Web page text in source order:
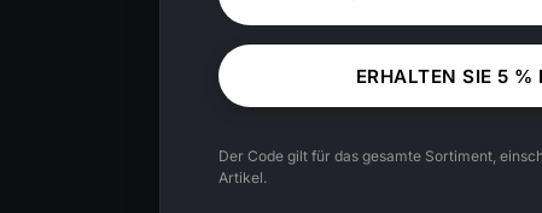
ERHALTEN SIE 5 %
Der Code gilt für das gesamte Sortiment,
Artikel.